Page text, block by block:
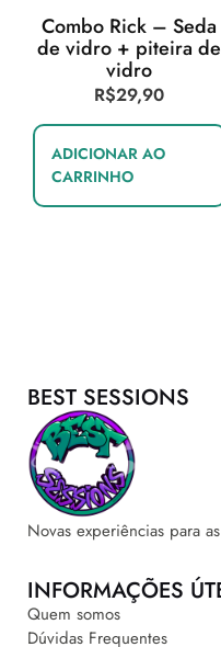
Combo Rick – Seda
de vidro + piteira de
vidro
R$29,90
ADICIONAR AO
CARRINHO
BEST SESSIONS
Novas experiências para
INFORMAÇÕES
Quem somos
Dúvidas Frequentes